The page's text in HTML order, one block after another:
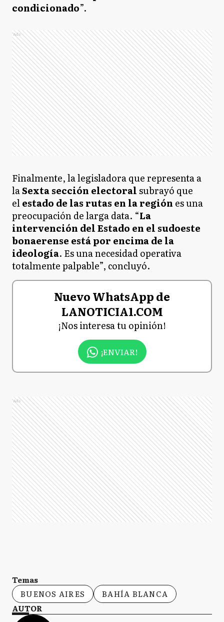
condicionado”.
Ads
Finalmente, la legisladora que representa a
laSexta sección electoralsubrayó que
elestado de las rutas en la región es una
preocupación de larga data. “La
intervención del Estado en el sudoeste
bonaerense está por encima de la
ideología. Es una necesidad operativa
totalmente palpable”, concluyó.
Nuevo WhatsApp de
LANOTICIA1.COM
¡Nos interesa tu opinión!
¡ENVIAR!
Ads
Temas
BUENOS AIRES
BAHÍA BLANCA
AUTOR